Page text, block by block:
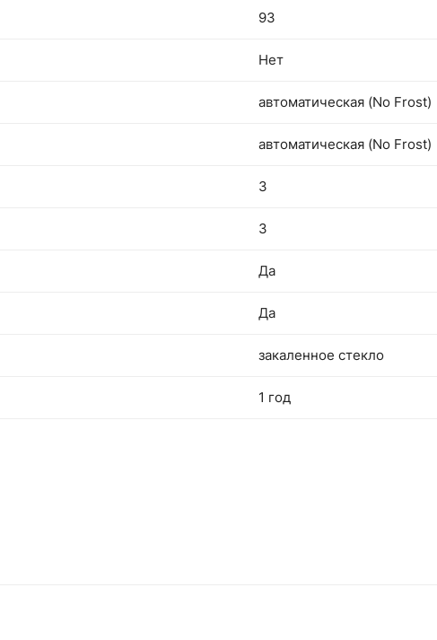
93
Нет
автоматическая (No Frost)
автоматическая (No Frost)
3
3
Да
Да
закаленное стекло
1 год